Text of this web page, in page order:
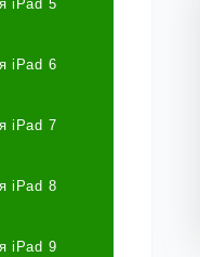
iPad 5
iPad 6
iPad 7
iPad 8
iPad 9